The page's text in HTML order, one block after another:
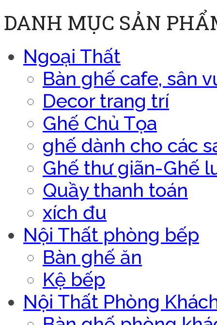
DANH MỤC SẢN
Ngoại Thất
Bàn ghế cafe, sân
Decor trang trí
Ghế Chủ Tọa
ghế dành cho các
Ghế thư giãn-Ghế
Quầy thanh toán
xích đu
Nội Thất phòng bếp
Bàn ghế ăn
Kệ bếp
Nội Thất Phòng